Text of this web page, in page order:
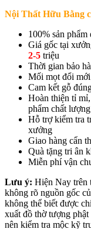
Nội Thất Hữu Bằng
100% sản
Giá gốc tại
2-5 triệu
Thời gian bảo
Mối mọt đổi
Cam kết gỗ
Hoàn thiện tỉ
phẩm chất
Hỗ trợ kiểm tra
xưởng
Giao hàng cẩn
Quà tặng tri ân
Miễn phí vận
Lưu ý: Hiện Nay trên
không rõ nguồn gốc
không thể biết được
xuất đồ thờ tượng
nên kiểm tra mộc kỹ